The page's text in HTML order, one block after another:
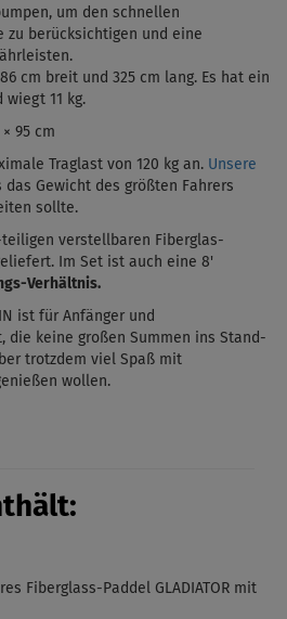
um den schnellen
zu berücksichtigen und eine
cm breit und 325 cm lang. Es hat ein
wiegt 11 kg.
95 cm
Traglast von 120 kg an. Unsere
das Gewicht des größten Fahrers
sollte.
teiligen verstellbaren Fiberglas-
Im Set ist auch eine 8'
Verhältnis.
ist für Anfänger und
die keine großen Summen ins Stand-
trotzdem viel Spaß mit
wollen.
Fiberglass-Paddel GLADIATOR mit